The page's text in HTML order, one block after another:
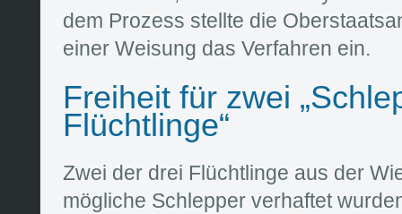
dem Prozess stellte die
einer Weisung das Verfahren ein.
Freiheit für zwei
Flüchtlinge“
Zwei der drei Flüchtlinge aus der
mögliche Schlepper verhaftet